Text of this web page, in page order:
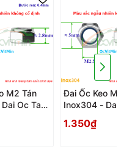
M2 Tán
Oc Tan
Đai Ốc Keo
Inox304 - Dai
1.350₫